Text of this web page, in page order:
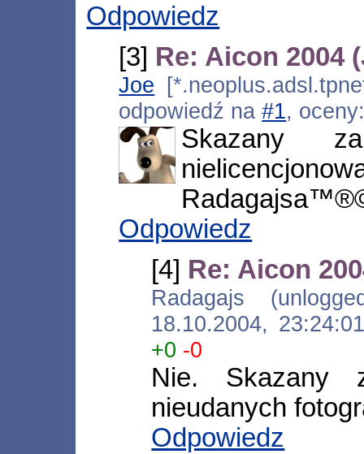
Odpowiedz
[3] Re: Aicon 2004
Joe
odpowiedź na#1,
Skazany za
Odpowiedz
[4] Re: Aicon
Radagajs
18.10.2004,
+0 -0
Nie. Skazany
nieudanych
Odpowiedz